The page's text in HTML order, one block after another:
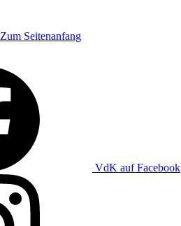
Zum Seitenanfang
VdK auf Facebook